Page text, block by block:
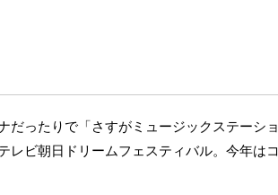
だったりで「さすがミュージックステーショ
レビ朝日ドリームフェスティバル。今年はコ